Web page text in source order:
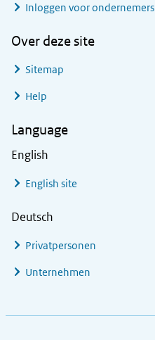
Inloggen voor ondernemers
Over deze site
Sitemap
Help
Language
English
English site
Deutsch
Privatpersonen
Unternehmen